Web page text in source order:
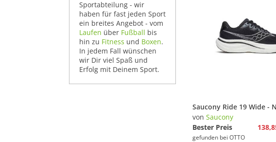
Sportabteilung - wir
haben für fast jeden Sport
ein breites Angebot - vom
Laufen über Fußball bis
hin zu Fitness und Boxen.
In jedem Fall wünschen
wir Dir viel Spaß und
Erfolg mit Deinem Sport.
von Saucony
Bester Preis
gefunden bei OTTO